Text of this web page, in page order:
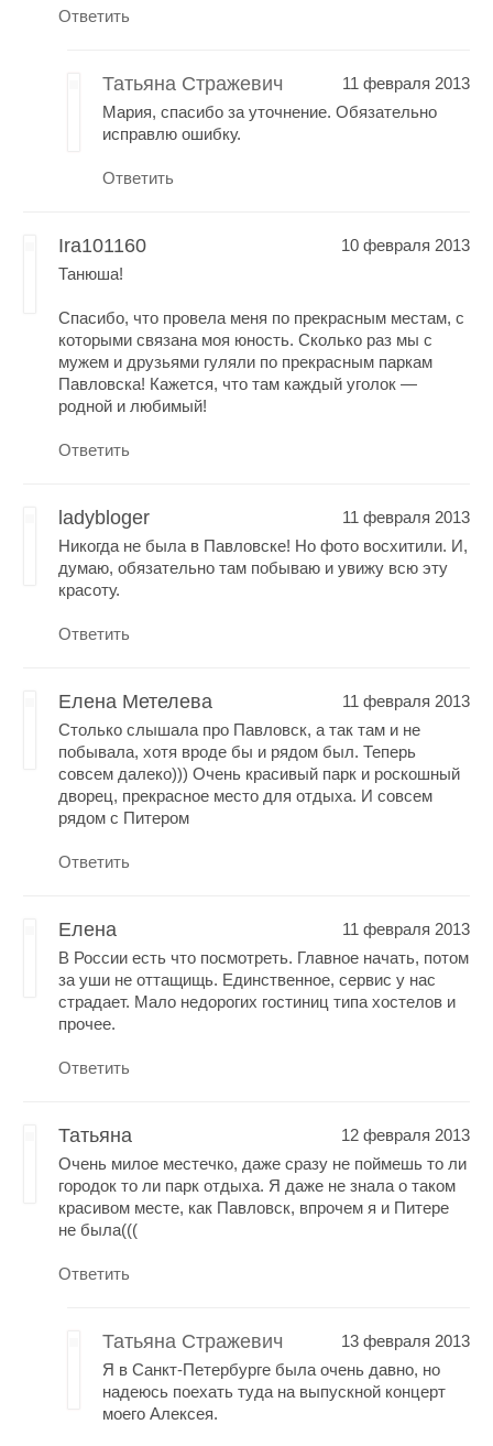
Ответить
Татьяна Стражевич
11 февраля 2013
Мария, спасибо за уточнение. Обязательно
исправлю ошибку.
Ответить
Ira101160
10 февраля 2013
Танюша!
Спасибо, что провела меня по прекрасным местам, с
которыми связана моя юность. Сколько раз мы с
мужем и друзьями гуляли по прекрасным паркам
Павловска! Кажется, что там каждый уголок —
родной и любимый!
Ответить
ladybloger
11 февраля 2013
Никогда не была в Павловске! Но фото восхитили. И,
думаю, обязательно там побываю и увижу всю эту
красоту.
Ответить
Елена Метелева
11 февраля 2013
Столько слышала про Павловск, а так там и не
побывала, хотя вроде бы и рядом был. Теперь
совсем далеко))) Очень красивый парк и роскошный
дворец, прекрасное место для отдыха. И совсем
рядом с Питером
Ответить
Елена
11 февраля 2013
В России есть что посмотреть. Главное начать, потом
за уши не оттащищь. Единственное, сервис у нас
страдает. Мало недорогих гостиниц типа хостелов и
прочее.
Ответить
Татьяна
12 февраля 2013
Очень милое местечко, даже сразу не поймешь то ли
городок то ли парк отдыха. Я даже не знала о таком
красивом месте, как Павловск, впрочем я и Питере
не была(((
Ответить
Татьяна Стражевич
13 февраля 2013
Я в Санкт-Петербурге была очень давно, но
надеюсь поехать туда на выпускной концерт
моего Алексея.